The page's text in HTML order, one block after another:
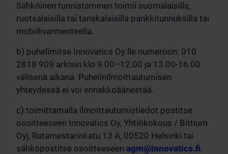
Sähköinen tunnistaminen toimii suomalaisilla,
ruotsalaisilla tai tanskalaisilla pankkitunnuksilla tai
mobiilivarmenteella.
b) puhelimitse Innovatics Oy:lle numeroon: 010
2818 909 arkisin klo 9.00–12.00 ja 13.00-16.00
välisenä aikana. Puhelinilmoittautumisen
yhteydessä ei voi ennakkoäänestää.
c) toimittamalla ilmoittautumistiedot postitse
osoitteeseen Innovatics Oy, Yhtiökokous / Bittium
Oyj, Ratamestarinkatu 13 A, 00520 Helsinki tai
sähköpostitse osoitteeseen agm@innovatics.fi.